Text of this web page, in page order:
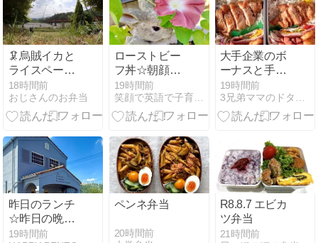
🦑烏賊イカと
ライスペーパ
ー【ano
Week】「青
虫」 by I’s
18時間前
おじさんのお弁当
ローストビー
フ丼☆朝顔団
十郎
19時間前
大手企業のボ
ーナスと手が
痛くなったお
弁当
19時間前
昨日のランチ
☆昨日の晩ご
はん
19時間前
ペンネ弁当
20時間前
R8.8.7 エビカ
ツ弁当
21時間前